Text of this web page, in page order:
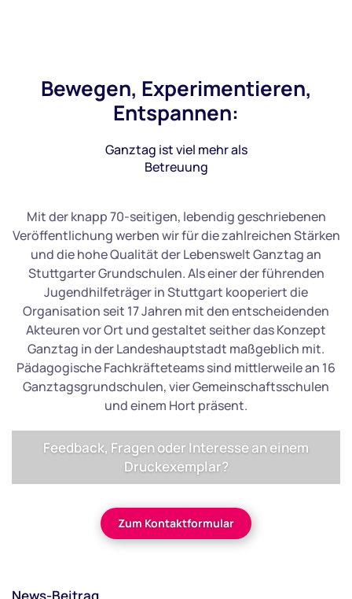
Bewegen, Experimentieren,
Entspannen:
Ganztag ist viel mehr als
Betreuung
Mit der knapp 70-seitigen, lebendig geschriebenen
Veröffentlichung werben wir für die zahlreichen Stärken
und die hohe Qualität der Lebenswelt Ganztag an
Stuttgarter Grundschulen. Als einer der führenden
Jugendhilfeträger in Stuttgart kooperiert die
Organisation seit 17 Jahren mit den entscheidenden
Akteuren vor Ort und gestaltet seither das Konzept
Ganztag in der Landeshauptstadt maßgeblich mit.
Pädagogische Fachkräfteteams sind mittlerweile an 16
Ganztagsgrundschulen, vier Gemeinschaftsschulen
und einem Hort präsent.
Feedback, Fragen oder Interesse an einem
Druckexemplar?
Zum Kontaktformular
News-Beitrag